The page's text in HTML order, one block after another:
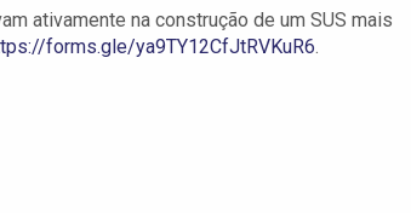
ativamente na construção de um SUS mais
forms.gle/ya9TY12CfJtRVKuR6.